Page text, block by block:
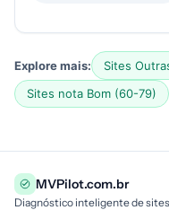
Explore mais:
Sites
Sites nota Bom (60-79)
MVPilot.com.br
Diagnóstico inteligente de